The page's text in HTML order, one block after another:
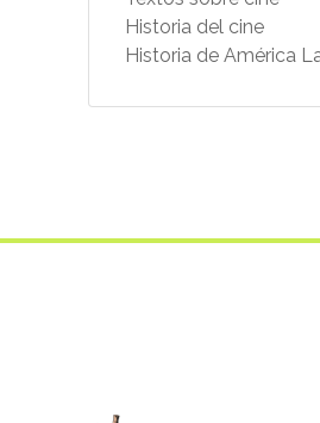
Historia del cine
Historia de América